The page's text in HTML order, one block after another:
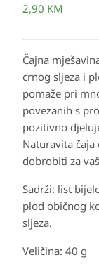
2,90 KM
Čajna
crnog sljeza i
pomaže pri
povezanih s
pozitivno
Naturavita
dobrobiti za
Sadrži: list
plod običnog
sljeza.
Veličina: 40 g